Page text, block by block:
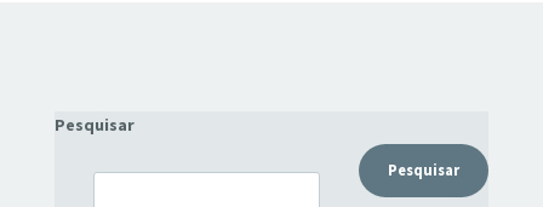
Pesquisar
Pesquisar